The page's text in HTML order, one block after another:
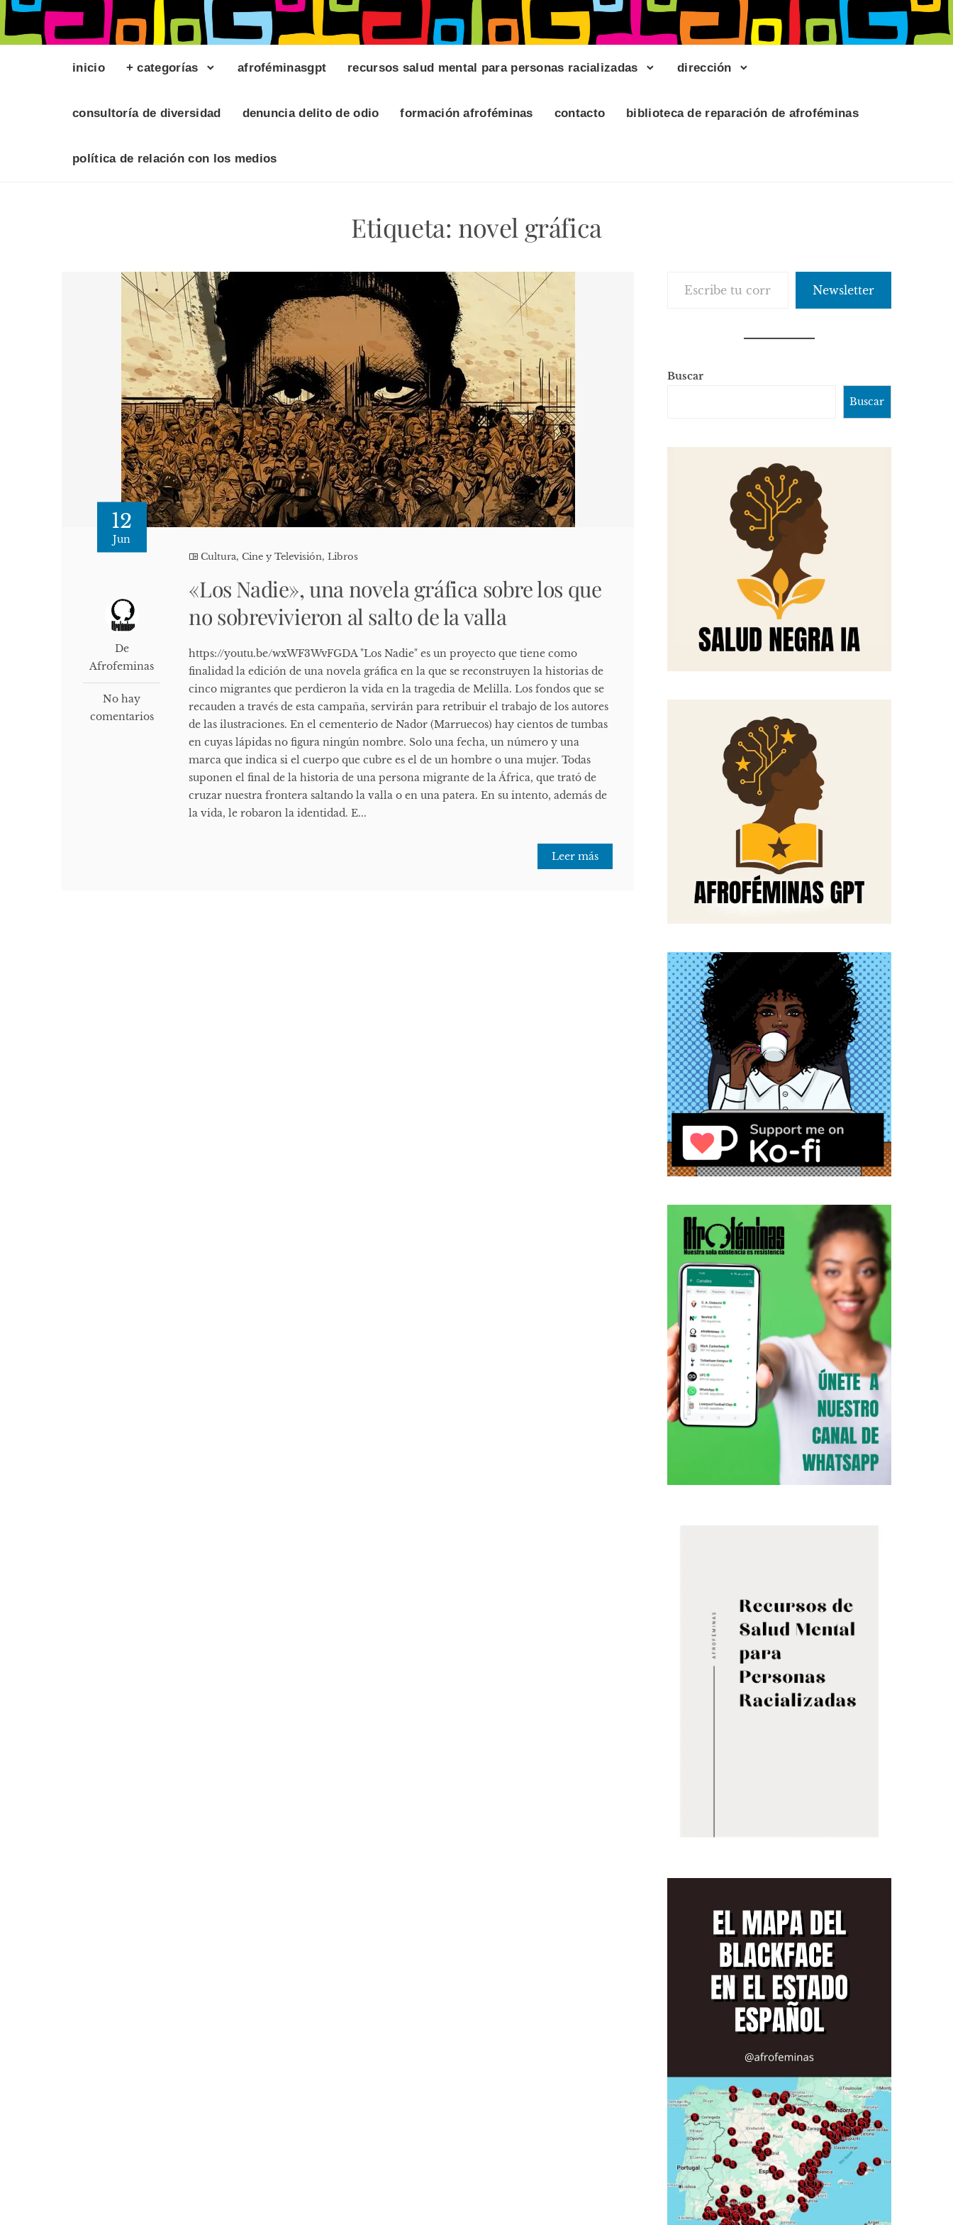
inicio + categorías afroféminasgpt recursos salud mental para personas racializadas dirección
consultoría de diversidad denuncia delito de odio formación afroféminas contacto biblioteca de reparación de afroféminas
política de relación con los medios
Etiqueta: novel gráfica
12
Jun
De
Afrofeminas
No hay
comentarios
Cultura, Cine y Televisión,Libros
«Los Nadie», una novela gráfica sobre los que
no sobrevivieron al salto de la valla
https://youtu.be/wxWF3WvFGDA "Los Nadie" es un proyecto que tiene como
finalidad la edición de una novela gráfica en la que se reconstruyen la historias de
cinco migrantes que perdieron la vida en la tragedia de Melilla. Los fondos que se
recauden a través de esta campaña, servirán para retribuir el trabajo de los autores
de las ilustraciones. En el cementerio de Nador (Marruecos) hay cientos de tumbas
en cuyas lápidas no figura ningún nombre. Solo una fecha, un número y una
marca que indica si el cuerpo que cubre es el de un hombre o una mujer. Todas
suponen el final de la historia de una persona migrante de la África, que trató de
cruzar nuestra frontera saltando la valla o en una patera. En su intento, además de
la vida, le robaron la identidad. E...
Leer más
Newsletter
Buscar
Buscar